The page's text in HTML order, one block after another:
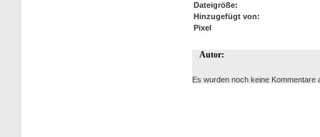
Dateigröße:
Hinzugefügt von:
Pixel
Autor:
Es wurden noch keine Kommentare